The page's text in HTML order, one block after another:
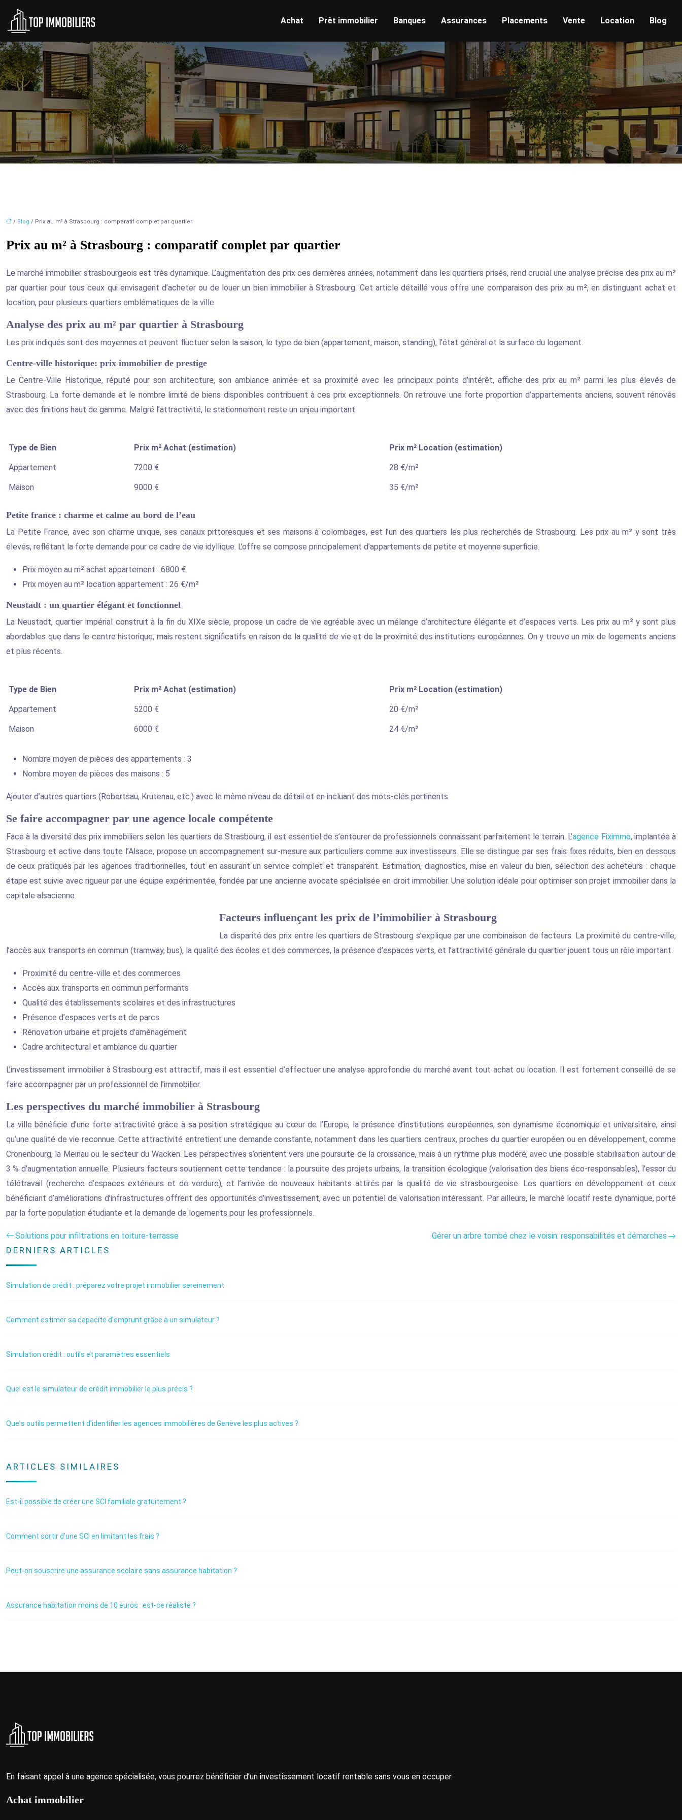
Achat Prêt immobilier Banques Assurances Placements Vente Location Blog
/ Blog / Prix au m² à Strasbourg : comparatif complet par quartier
Prix au m² à Strasbourg : comparatif complet par quartier
Le marché immobilier strasbourgeois est très dynamique. L’augmentation des prix ces dernières années, notamment dans les quartiers prisés, rend crucial une analyse précise des prix au m²
par quartier pour tous ceux qui envisagent d’acheter ou de louer un bien immobilier à Strasbourg. Cet article détaillé vous offre une comparaison des prix au m², en distinguant achat et
location, pour plusieurs quartiers emblématiques de la ville.
Analyse des prix au m² par quartier à Strasbourg
Les prix indiqués sont des moyennes et peuvent fluctuer selon la saison, le type de bien (appartement, maison, standing), l’état général et la surface du logement.
Centre-ville historique: prix immobilier de prestige
Le Centre-Ville Historique, réputé pour son architecture, son ambiance animée et sa proximité avec les principaux points d’intérêt, affiche des prix au m² parmi les plus élevés de
Strasbourg. La forte demande et le nombre limité de biens disponibles contribuent à ces prix exceptionnels. On retrouve une forte proportion d’appartements anciens, souvent rénovés
avec des finitions haut de gamme. Malgré l’attractivité, le stationnement reste un enjeu important.
Type de Bien Prix m² Achat (estimation) Prix m² Location (estimation)
Appartement 7200 € 28 €/m²
Maison 9000 € 35 €/m²
Petite france : charme et calme au bord de l’eau
La Petite France, avec son charme unique, ses canaux pittoresques et ses maisons à colombages, est l’un des quartiers les plus recherchés de Strasbourg. Les prix au m² y sont très
élevés, reflétant la forte demande pour ce cadre de vie idyllique. L’offre se compose principalement d’appartements de petite et moyenne superficie.
Prix moyen au m² achat appartement : 6800 €
Prix moyen au m² location appartement : 26 €/m²
Neustadt : un quartier élégant et fonctionnel
La Neustadt, quartier impérial construit à la fin du XIXe siècle, propose un cadre de vie agréable avec un mélange d’architecture élégante et d’espaces verts. Les prix au m² y sont plus
abordables que dans le centre historique, mais restent significatifs en raison de la qualité de vie et de la proximité des institutions européennes. On y trouve un mix de logements anciens
et plus récents.
Type de Bien Prix m² Achat (estimation) Prix m² Location (estimation)
Appartement 5200 € 20 €/m²
Maison 6000 € 24 €/m²
Nombre moyen de pièces des appartements : 3
Nombre moyen de pièces des maisons : 5
Ajouter d’autres quartiers (Robertsau, Krutenau, etc.) avec le même niveau de détail et en incluant des mots-clés pertinents
Se faire accompagner par une agence locale compétente
Face à la diversité des prix immobiliers selon les quartiers de Strasbourg, il est essentiel de s’entourer de professionnels connaissant parfaitement le terrain. L’agence Fiximmo, implantée à
Strasbourg et active dans toute l’Alsace, propose un accompagnement sur-mesure aux particuliers comme aux investisseurs. Elle se distingue par ses frais fixes réduits, bien en dessous
de ceux pratiqués par les agences traditionnelles, tout en assurant un service complet et transparent. Estimation, diagnostics, mise en valeur du bien, sélection des acheteurs : chaque
étape est suivie avec rigueur par une équipe expérimentée, fondée par une ancienne avocate spécialisée en droit immobilier. Une solution idéale pour optimiser son projet immobilier dans la
capitale alsacienne.
Facteurs influençant les prix de l’immobilier à Strasbourg
La disparité des prix entre les quartiers de Strasbourg s’explique par une combinaison de facteurs. La proximité du centre-ville,
l’accès aux transports en commun (tramway, bus), la qualité des écoles et des commerces, la présence d’espaces verts, et l’attractivité générale du quartier jouent tous un rôle important.
Proximité du centre-ville et des commerces
Accès aux transports en commun performants
Qualité des établissements scolaires et des infrastructures
Présence d’espaces verts et de parcs
Rénovation urbaine et projets d’aménagement
Cadre architectural et ambiance du quartier
L’investissement immobilier à Strasbourg est attractif, mais il est essentiel d’effectuer une analyse approfondie du marché avant tout achat ou location. Il est fortement conseillé de se
faire accompagner par un professionnel de l’immobilier.
Les perspectives du marché immobilier à Strasbourg
La ville bénéficie d’une forte attractivité grâce à sa position stratégique au cœur de l’Europe, la présence d’institutions européennes, son dynamisme économique et universitaire, ainsi
qu’une qualité de vie reconnue. Cette attractivité entretient une demande constante, notamment dans les quartiers centraux, proches du quartier européen ou en développement, comme
Cronenbourg, la Meinau ou le secteur du Wacken. Les perspectives s’orientent vers une poursuite de la croissance, mais à un rythme plus modéré, avec une possible stabilisation autour de
3 % d’augmentation annuelle. Plusieurs facteurs soutiennent cette tendance : la poursuite des projets urbains, la transition écologique (valorisation des biens éco-responsables), l’essor du
télétravail (recherche d’espaces extérieurs et de verdure), et l’arrivée de nouveaux habitants attirés par la qualité de vie strasbourgeoise. Les quartiers en développement et ceux
bénéficiant d’améliorations d’infrastructures offrent des opportunités d’investissement, avec un potentiel de valorisation intéressant. Par ailleurs, le marché locatif reste dynamique, porté
par la forte population étudiante et la demande de logements pour les professionnels.
Solutions pour infiltrations en toiture-terrasse Gérer un arbre tombé chez le voisin: responsabilités et démarches
DERNIERS ARTICLES
Simulation de crédit : préparez votre projet immobilier sereinement
Comment estimer sa capacité d’emprunt grâce à un simulateur ?
Simulation crédit : outils et paramètres essentiels
Quel est le simulateur de crédit immobilier le plus précis ?
Quels outils permettent d’identifier les agences immobilières de Genève les plus actives ?
ARTICLES SIMILAIRES
Est-il possible de créer une SCI familiale gratuitement ?
Comment sortir d’une SCI en limitant les frais ?
Peut-on souscrire une assurance scolaire sans assurance habitation ?
Assurance habitation moins de 10 euros : est-ce réaliste ?
En faisant appel à une agence spécialisée, vous pourrez bénéficier d’un investissement locatif rentable sans vous en occuper.
Achat immobilier